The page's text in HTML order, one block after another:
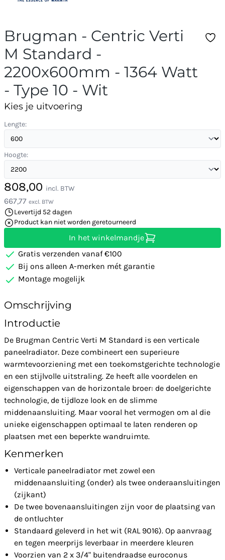
Brugman - Centric Verti
M Standard -
2200x600mm - 1364 Watt
- Type 10 - Wit
Kies je uitvoering
Lengte:
Hoogte:
808,00 incl. BTW
667,77 excl. BTW
Levertijd 52 dagen
Product kan niet worden geretourneerd
In het winkelmandje
Gratis verzenden vanaf €100
Bij ons alleen A-merken mét garantie
Montage mogelijk
Omschrijving
Introductie
De Brugman Centric Verti M Standard is een verticale
paneelradiator. Deze combineert een superieure
warmtevoorziening met een toekomstgerichte technologie
en een stijlvolle uitstraling. Ze heeft alle voordelen en
eigenschappen van de horizontale broer: de doelgerichte
technologie, de tijdloze look en de slimme
middenaansluiting. Maar vooral het vermogen om al die
unieke eigenschappen optimaal te laten renderen op
plaatsen met een beperkte wandruimte.
Kenmerken
Verticale paneelradiator met zowel een
middenaansluiting (onder) als twee onderaansluitingen
(zijkant)
De twee bovenaansluitingen zijn voor de plaatsing van
de ontluchter
Standaard geleverd in het wit (RAL 9016). Op aanvraag
en tegen meerprijs leverbaar in meerdere kleuren
Voorzien van 2 x 3/4" buitendraadse euroconus